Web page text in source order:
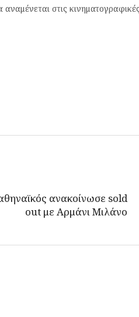
στις
ανακοίνωσε sold
out με Αρμάνι Μιλάνο